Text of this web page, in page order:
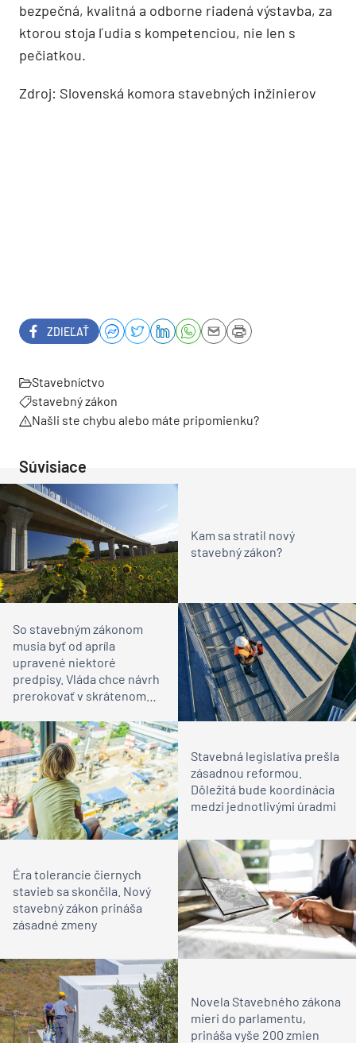
bezpečná, kvalitná a odborne riadená výstavba, za
ktorou stoja ľudia s kompetenciou, nie len s
pečiatkou.
Zdroj: Slovenská komora stavebných inžinierov
ZDIEĽAŤ
Stavebníctvo
stavebný zákon
Našli ste chybu alebo máte pripomienku?
Súvisiace
Kam sa stratil nový
stavebný zákon?
So stavebným zákonom
musia byť od apríla
upravené niektoré
predpisy. Vláda chce návrh
prerokovať v skrátenom
Stavebná legislatíva prešla
zásadnou reformou.
Dôležitá bude koordinácia
medzi jednotlivými úradmi
Éra tolerancie čiernych
stavieb sa skončila. Nový
stavebný zákon prináša
zásadné zmeny
Novela Stavebného zákona
mieri do parlamentu,
prináša vyše 200 zmien